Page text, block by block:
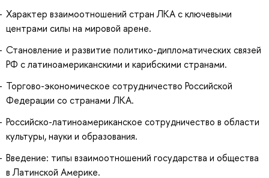
Характер взаимоотношений стран ЛКА с ключевыми
центрами силы на мировой арене.
Становление и развитие политико-дипломатических связей
РФ с латиноамериканскими и карибскими странами.
Торгово-экономическое сотрудничество Российской
Федерации со странами ЛКА.
Российско-латиноамериканское сотрудничество в области
культуры, науки и образования.
Введение: типы взаимоотношений государства и общества
в Латинской Америке.